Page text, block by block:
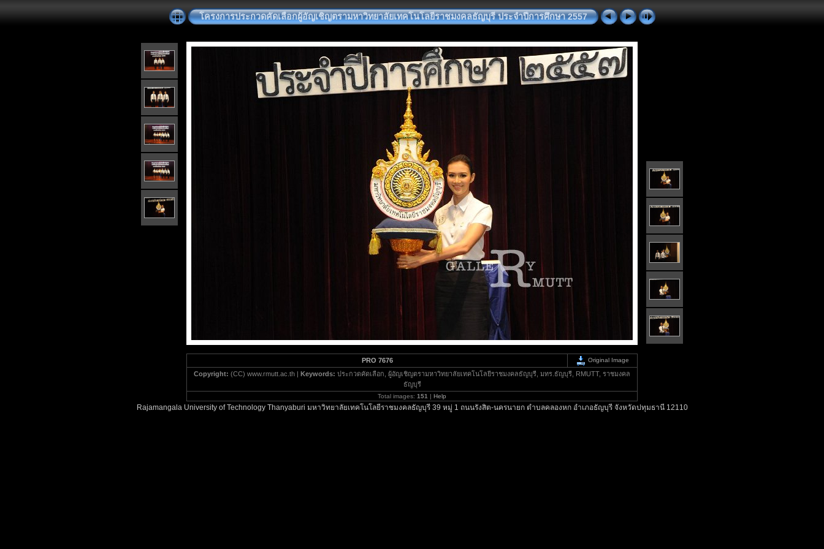
โครงการประกวดคัดเลือกผู้อัญเชิญตรามหาวิทยาลัยเทคโนโลยีราชมงคลธัญบุรี ประจำปีการศึกษา 2557
PRO 7676 Original Image
Copyright: (CC) www.rmutt.ac.th | Keywords: ประกวดคัดเลือก, ผู้อัญเชิญตรามหาวิทยาลัยเทคโนโลยีราชมงคลธัญบุรี, มทร.ธัญบุรี, RMUTT, ราชมงคล
ธัญบุรี
Total images: 151 | Help
Rajamangala University of Technology Thanyaburi มหาวิทยาลัยเทคโนโลยีราชมงคลธัญบุรี 39 หมู่ 1 ถนนรังสิต-นครนายก ตำบลคลองหก อำเภอธัญบุรี จังหวัดปทุมธานี 12110